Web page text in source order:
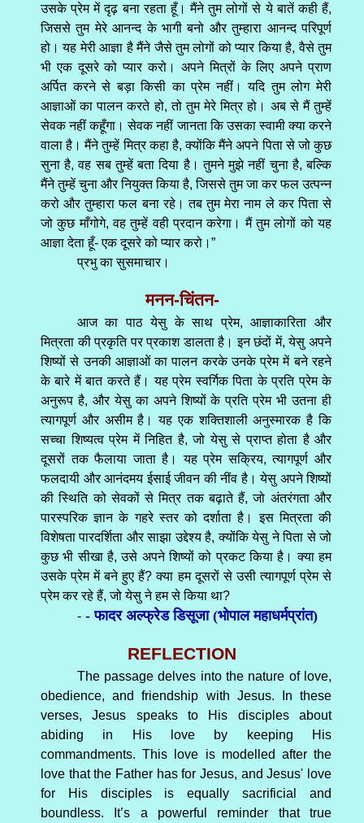
उसके प्रेम में दृढ़ बना रहता हूँ। मैंने तुम लोगों से ये बातें कही हैं,
जिससे तुम मेरे आनन्द के भागी बनो और तुम्हारा आनन्द परिपूर्ण
हो। यह मेरी आज्ञा है मैंने जैसे तुम लोगों को प्यार किया है, वैसे तुम
भी एक दूसरे को प्यार करो। अपने मित्रों के लिए अपने प्राण
अर्पित करने से बड़ा किसी का प्रेम नहीं। यदि तुम लोग मेरी
आज्ञाओं का पालन करते हो, तो तुम मेरे मित्र हो। अब से मैं तुम्हें
सेवक नहीं कहूँगा। सेवक नहीं जानता कि उसका स्वामी क्या करने
वाला है। मैंने तुम्हें मित्र कहा है, क्योंकि मैंने अपने पिता से जो कुछ
सुना है, वह सब तुम्हें बता दिया है। तुमने मुझे नहीं चुना है, बल्कि
मैंने तुम्हें चुना और नियुक्त किया है, जिससे तुम जा कर फल उत्पन्न
करो और तुम्हारा फल बना रहे। तब तुम मेरा नाम ले कर पिता से
जो कुछ माँगोगे, वह तुम्हें वही प्रदान करेगा। मैं तुम लोगों को यह
आज्ञा देता हूँ- एक दूसरे को प्यार करो।”
प्रभु का सुसमाचार।
मनन-चिंतन-
आज का पाठ येसु के साथ प्रेम, आज्ञाकारिता और
मित्रता की प्रकृति पर प्रकाश डालता है। इन छंदों में, येसु अपने
शिष्यों से उनकी आज्ञाओं का पालन करके उनके प्रेम में बने रहने
के बारे में बात करते हैं। यह प्रेम स्वर्गिक पिता के प्रति प्रेम के
अनुरूप है, और येसु का अपने शिष्यों के प्रति प्रेम भी उतना ही
त्यागपूर्ण और असीम है। यह एक शक्तिशाली अनुस्मारक है कि
सच्चा शिष्यत्व प्रेम में निहित है, जो येसु से प्राप्त होता है और
दूसरों तक फैलाया जाता है। यह प्रेम सक्रिय, त्यागपूर्ण और
फलदायी और आनंदमय ईसाई जीवन की नींव है। येसु अपने शिष्यों
की स्थिति को सेवकों से मित्र तक बढ़ाते हैं, जो अंतरंगता और
पारस्परिक ज्ञान के गहरे स्तर को दर्शाता है। इस मित्रता की
विशेषता पारदर्शिता और साझा उद्देश्य है, क्योंकि येसु ने पिता से जो
कुछ भी सीखा है, उसे अपने शिष्यों को प्रकट किया है। क्या हम
उसके प्रेम में बने हुए हैं? क्या हम दूसरों से उसी त्यागपूर्ण प्रेम से
प्रेम कर रहे हैं, जो येसु ने हम से किया था?
-- फादर अल्फ्रेड डिसूजा (भोपाल महाधर्मप्रांत)
REFLECTION
The passage delves into the nature of love,
obedience, and friendship with Jesus. In these
verses, Jesus speaks to His disciples about
abiding in His love by keeping His
commandments. This love is modelled after the
love that the Father has for Jesus, and Jesus' love
for His disciples is equally sacrificial and
boundless. It’s a powerful reminder that true